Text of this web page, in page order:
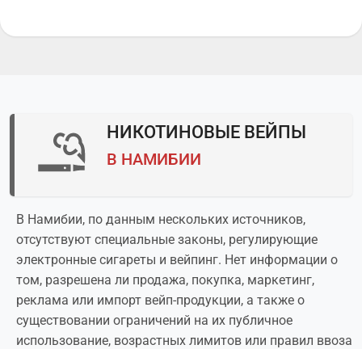
НИКОТИНОВЫЕ ВЕЙПЫ
В НАМИБИИ
В Намибии, по данным нескольких источников,
отсутствуют специальные законы, регулирующие
электронные сигареты и вейпинг. Нет информации о
том, разрешена ли продажа, покупка, маркетинг,
реклама или импорт вейп-продукции, а также о
существовании ограничений на их публичное
использование, возрастных лимитов или правил ввоза